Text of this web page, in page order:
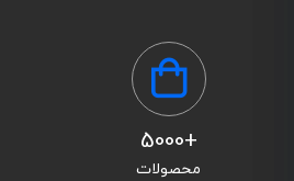
+5000
محصولات